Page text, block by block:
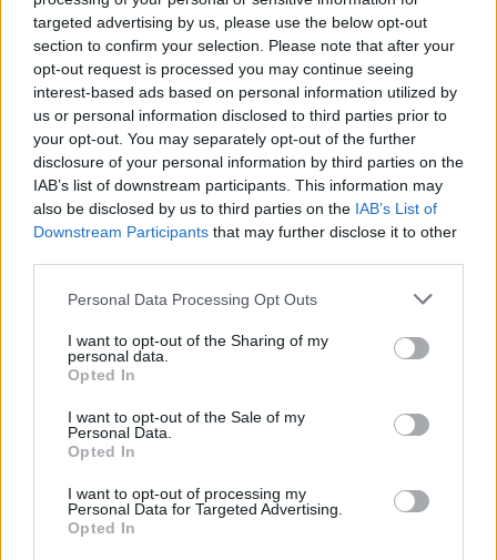
targeted advertising by us, please use the below opt-out
section to confirm your selection. Please note that after your
opt-out request is processed you may continue seeing
interest-based ads based on personal information utilized by
us or personal information disclosed to third parties prior to
your opt-out. You may separately opt-out of the further
disclosure of your personal information by third parties on the
IAB’s list of downstream participants. This information may
also be disclosed by us to third parties on the IAB’s List of
Downstream Participants that may further disclose it to other
Personal Data Processing Opt Outs
I want to opt-out of the Sharing of my
personal data.
Opted In
I want to opt-out of the Sale of my
Personal Data.
Opted In
I want to opt-out of processing my
Personal Data for Targeted Advertising.
Opted In
di Castel San Pietro Terme
19 Febbraio 2026
La Polizia locale della Città metropolitana salva un
airone con un’ala spezzata
13 Novembre 2025
Nuovo “pattuglione” notturno della Polizia Locale a Castel
San Pietro Terme
4 Novembre 2025
“pattuglione” della Polizia Locale di Castel San Pietro...
29 Settembre 2025
15enne arrestato a Castel San Pietro Terme per tentato
17 Settembre 2025
1 2 3